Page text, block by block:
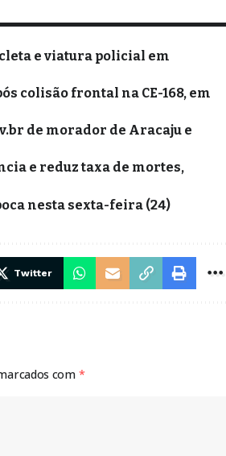
e viatura policial em
colisão frontal na CE-168, em
de morador de Aracaju e
e reduz taxa de mortes,
nesta sexta-feira (24)
Twitter
com *